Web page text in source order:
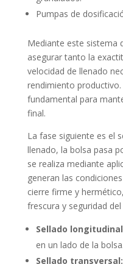
Pumpas de
Mediante este sistema
asegurar tanto la
velocidad de llenado
rendimiento
fundamental para
final.
La fase siguiente es el
llenado, la bolsa pasa
se realiza mediante
generan las
cierre firme y
frescura y seguridad
Sellado
en un lado de la bolsa.
Sellado transversal: